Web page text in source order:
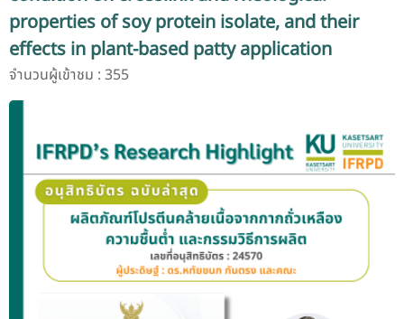
properties of soy protein isolate, and their
effects in plant-based patty application
จำนวนผู้เข้าชม : 355